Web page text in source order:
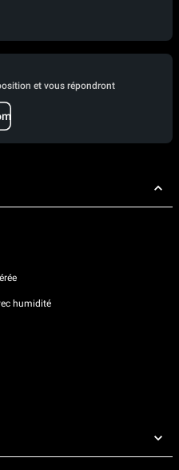
et vous répondront
humidité